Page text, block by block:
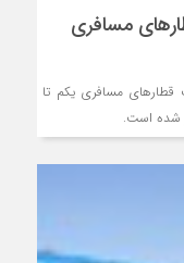
مسافری
مسافری یکم تا
شده است.